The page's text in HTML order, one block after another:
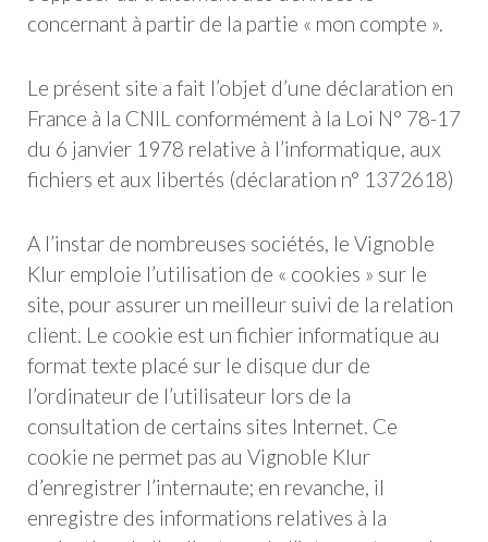
concernant à partir de la partie « mon compte ».
Le présent site a fait l’objet d’une déclaration en
France à la CNIL conformément à la Loi N° 78-17
du 6 janvier 1978 relative à l’informatique, aux
fichiers et aux libertés (déclaration n° 1372618)
A l’instar de nombreuses sociétés, le Vignoble
Klur emploie l’utilisation de « cookies » sur le
site, pour assurer un meilleur suivi de la relation
client. Le cookie est un fichier informatique au
format texte placé sur le disque dur de
l’ordinateur de l’utilisateur lors de la
consultation de certains sites Internet. Ce
cookie ne permet pas au Vignoble Klur
d’enregistrer l’internaute; en revanche, il
enregistre des informations relatives à la